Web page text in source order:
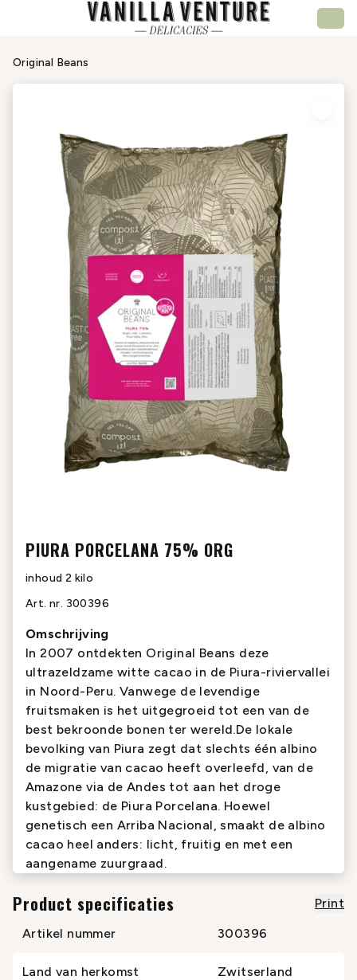
Original Beans
PIURA PORCELANA 75% ORG
inhoud 2 kilo
Art. nr. 300396
Omschrijving
In 2007 ontdekten Original Beans deze
ultrazeldzame witte cacao in de Piura-riviervallei
in Noord-Peru. Vanwege de levendige
fruitsmaken is het uitgegroeid tot een van de
best bekroonde bonen ter wereld.De lokale
bevolking van Piura zegt dat slechts één albino
de migratie van cacao heeft overleefd, van de
Amazone via de Andes tot aan het droge
kustgebied: de Piura Porcelana. Hoewel
genetisch een Arriba Nacional, smaakt de albino
cacao heel anders: licht, fruitig en met een
aangename zuurgraad.
Product specificaties
Print
Artikel nummer
300396
Land van herkomst Zwitserland